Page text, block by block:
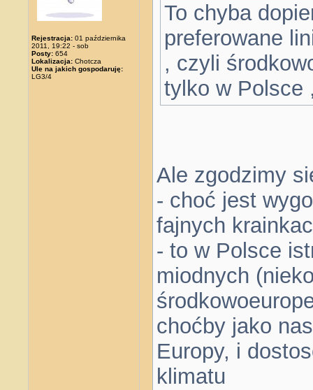
Rejestracja: 01 października
2011, 19:22 - sob
Posty: 654
Lokalizacja: Chotcza
Ule na jakich gospodaruję:
LG3/4
To chyba
preferowane
, czyli
tylko w Polsce
Ale zgodzimy
- choć jest
fajnych
- to w Polsce
miodnych
choćby jako
Europy, i
klimatu